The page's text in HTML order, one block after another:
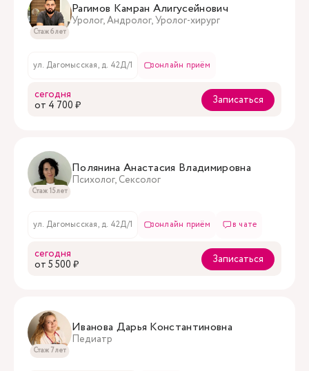
Стаж 6 лет
Рагимов Камран Алигусейнович
Уролог, Андролог, Уролог-хирург
ул. Дагомысская, д. 42Д/1 онлайн приём
сегодня
oт 4 700 ₽
Записаться
Стаж 15 лет
Полянина Анастасия Владимировна
Психолог, Сексолог
ул. Дагомысская, д. 42Д/1 онлайн приём в чате
сегодня
oт 5 500 ₽
Записаться
Стаж 7 лет
Иванова Дарья Константиновна
Педиатр